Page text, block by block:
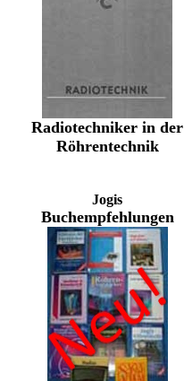
Radiotechniker in der
Röhrentechnik
Jogis
Buchempfehlungen